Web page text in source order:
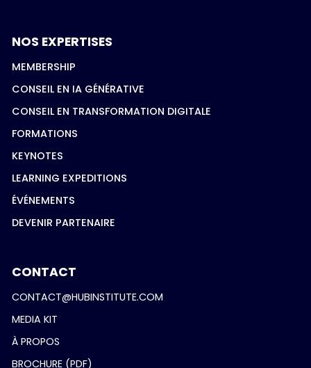
NOS EXPERTISES
MEMBERSHIP
CONSEIL EN IA GÉNÉRATIVE
CONSEIL EN TRANSFORMATION DIGITALE
FORMATIONS
KEYNOTES
LEARNING EXPEDITIONS
ÉVÉNEMENTS
DEVENIR PARTENAIRE
CONTACT
CONTACT@HUBINSTITUTE.COM
MEDIA KIT
À PROPOS
BROCHURE (PDF)